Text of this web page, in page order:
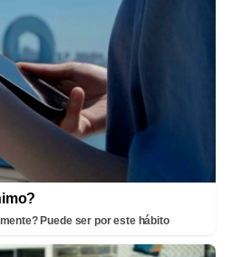
Puede ser por este hábito